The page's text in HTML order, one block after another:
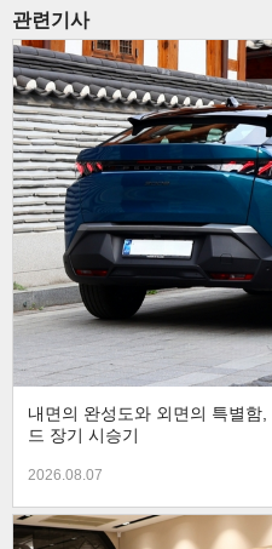
관련기사
내면의 완성도와 외면의 특별함
드 장기 시승기
2026.08.07